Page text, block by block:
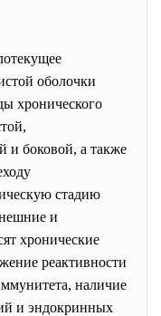
оболочки
хронического
и боковой, а также
стадию
и
хронические
реактивности
наличие
и эндокринных